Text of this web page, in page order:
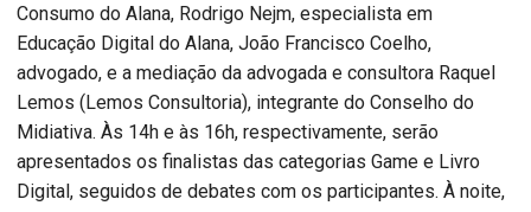
Consumo do Alana, Rodrigo Nejm, especialista em
Educação Digital do Alana, João Francisco Coelho,
advogado, e a mediação da advogada e consultora Raquel
Lemos (Lemos Consultoria), integrante do Conselho do
Midiativa. Às 14h e às 16h, respectivamente, serão
apresentados os finalistas das categorias Game e Livro
Digital, seguidos de debates com os participantes. À noite,